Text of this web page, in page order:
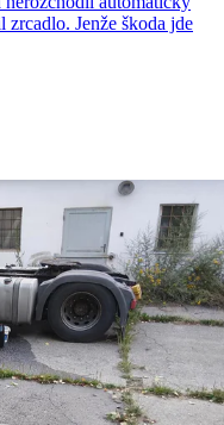
zrcadlo. Jenže škoda jde